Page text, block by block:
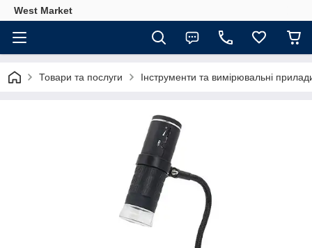
West Market
Товари та послуги Інструменти та вимірювальні